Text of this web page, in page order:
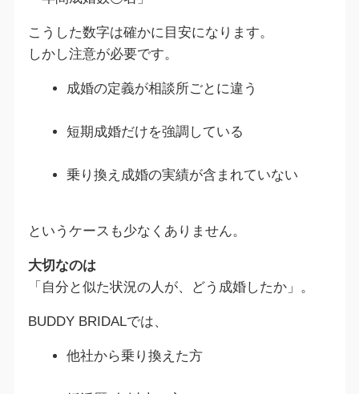
こうした数字は確かに目安になります。
しかし注意が必要です。
成婚の定義が相談所ごとに違う
短期成婚だけを強調している
乗り換え成婚の実績が含まれていない
というケースも少なくありません。
大切なのは
「自分と似た状況の人が、どう成婚したか」。
BUDDY BRIDALでは、
他社から乗り換えた方